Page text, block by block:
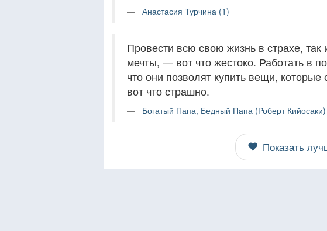
Анастасия Турчина (1)
Провести всю свою жизнь в страхе,
мечты, — вот что жестоко. Работать в
что они позволят купить вещи,
вот что страшно.
Богатый Папа, Бедный Папа (Роберт
Показать